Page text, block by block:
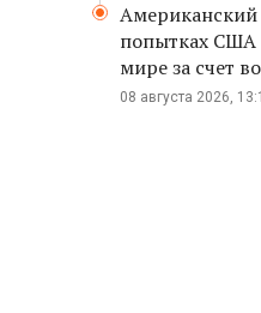
Американский
попытках США
мире за счет
08 августа 2026,